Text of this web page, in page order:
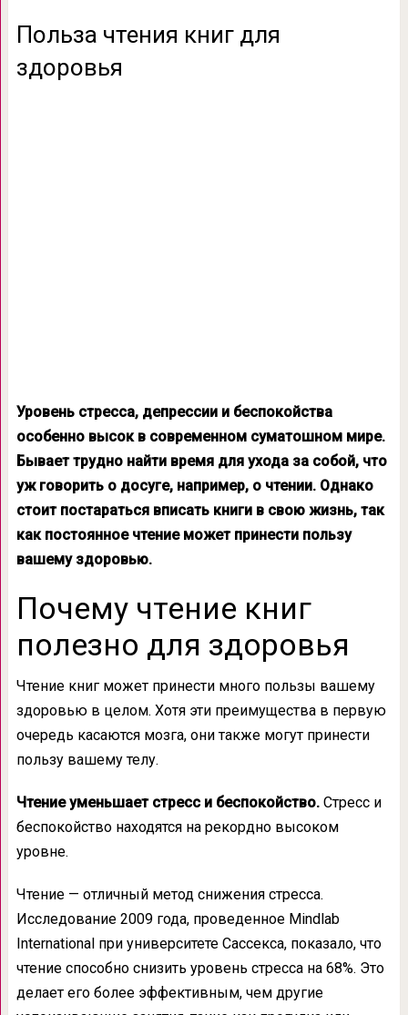
Польза чтения книг для
здоровья
Уровень стресса, депрессии и беспокойства
особенно высок в современном суматошном мире.
Бывает трудно найти время для ухода за собой, что
уж говорить о досуге, например, о чтении. Однако
стоит постараться вписать книги в свою жизнь, так
как постоянное чтение может принести пользу
вашему здоровью.
Почему чтение книг
полезно для здоровья
Чтение книг может принести много пользы вашему
здоровью в целом. Хотя эти преимущества в первую
очередь касаются мозга, они также могут принести
пользу вашему телу.
Чтение уменьшает стресс и беспокойство.Стресс и
беспокойство находятся на рекордно высоком
уровне.
Чтение — отличный метод снижения стресса.
Исследование 2009 года, проведенное Mindlab
International при университете Сассекса, показало, что
чтение способно снизить уровень стресса на 68%. Это
делает его более эффективным, чем другие